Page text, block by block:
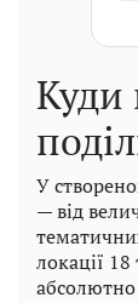
Куди
У
— від
локації
абсолютно